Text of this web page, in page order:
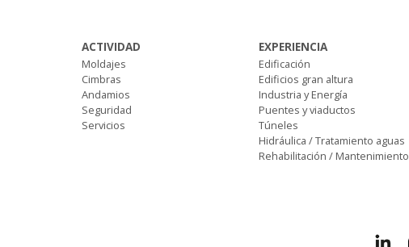
ACTIVIDAD
Moldajes
Cimbras
Andamios
Seguridad
Servicios
EXPERIENCIA
Edificación
Edificios gran altura
Industria y Energía
Puentes y viaductos
Túneles
Hidráulica / Tratamiento aguas
Rehabilitación / Mantenimiento